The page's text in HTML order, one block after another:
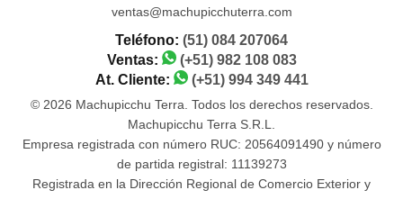
ventas@machupicchuterra.com
Teléfono: (51) 084 207064
Ventas:
(+51) 982 108 083
At. Cliente:
(+51) 994 349 441
© 2026 Machupicchu Terra. Todos los derechos reservados.
Machupicchu Terra S.R.L.
Empresa registrada con número RUC: 20564091490 y número
de partida registral: 11139273
Registrada en la Dirección Regional de Comercio Exterior y